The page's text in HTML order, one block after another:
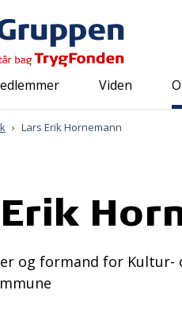
Viden
Lars Erik Hornemann
og formand for Kultur-